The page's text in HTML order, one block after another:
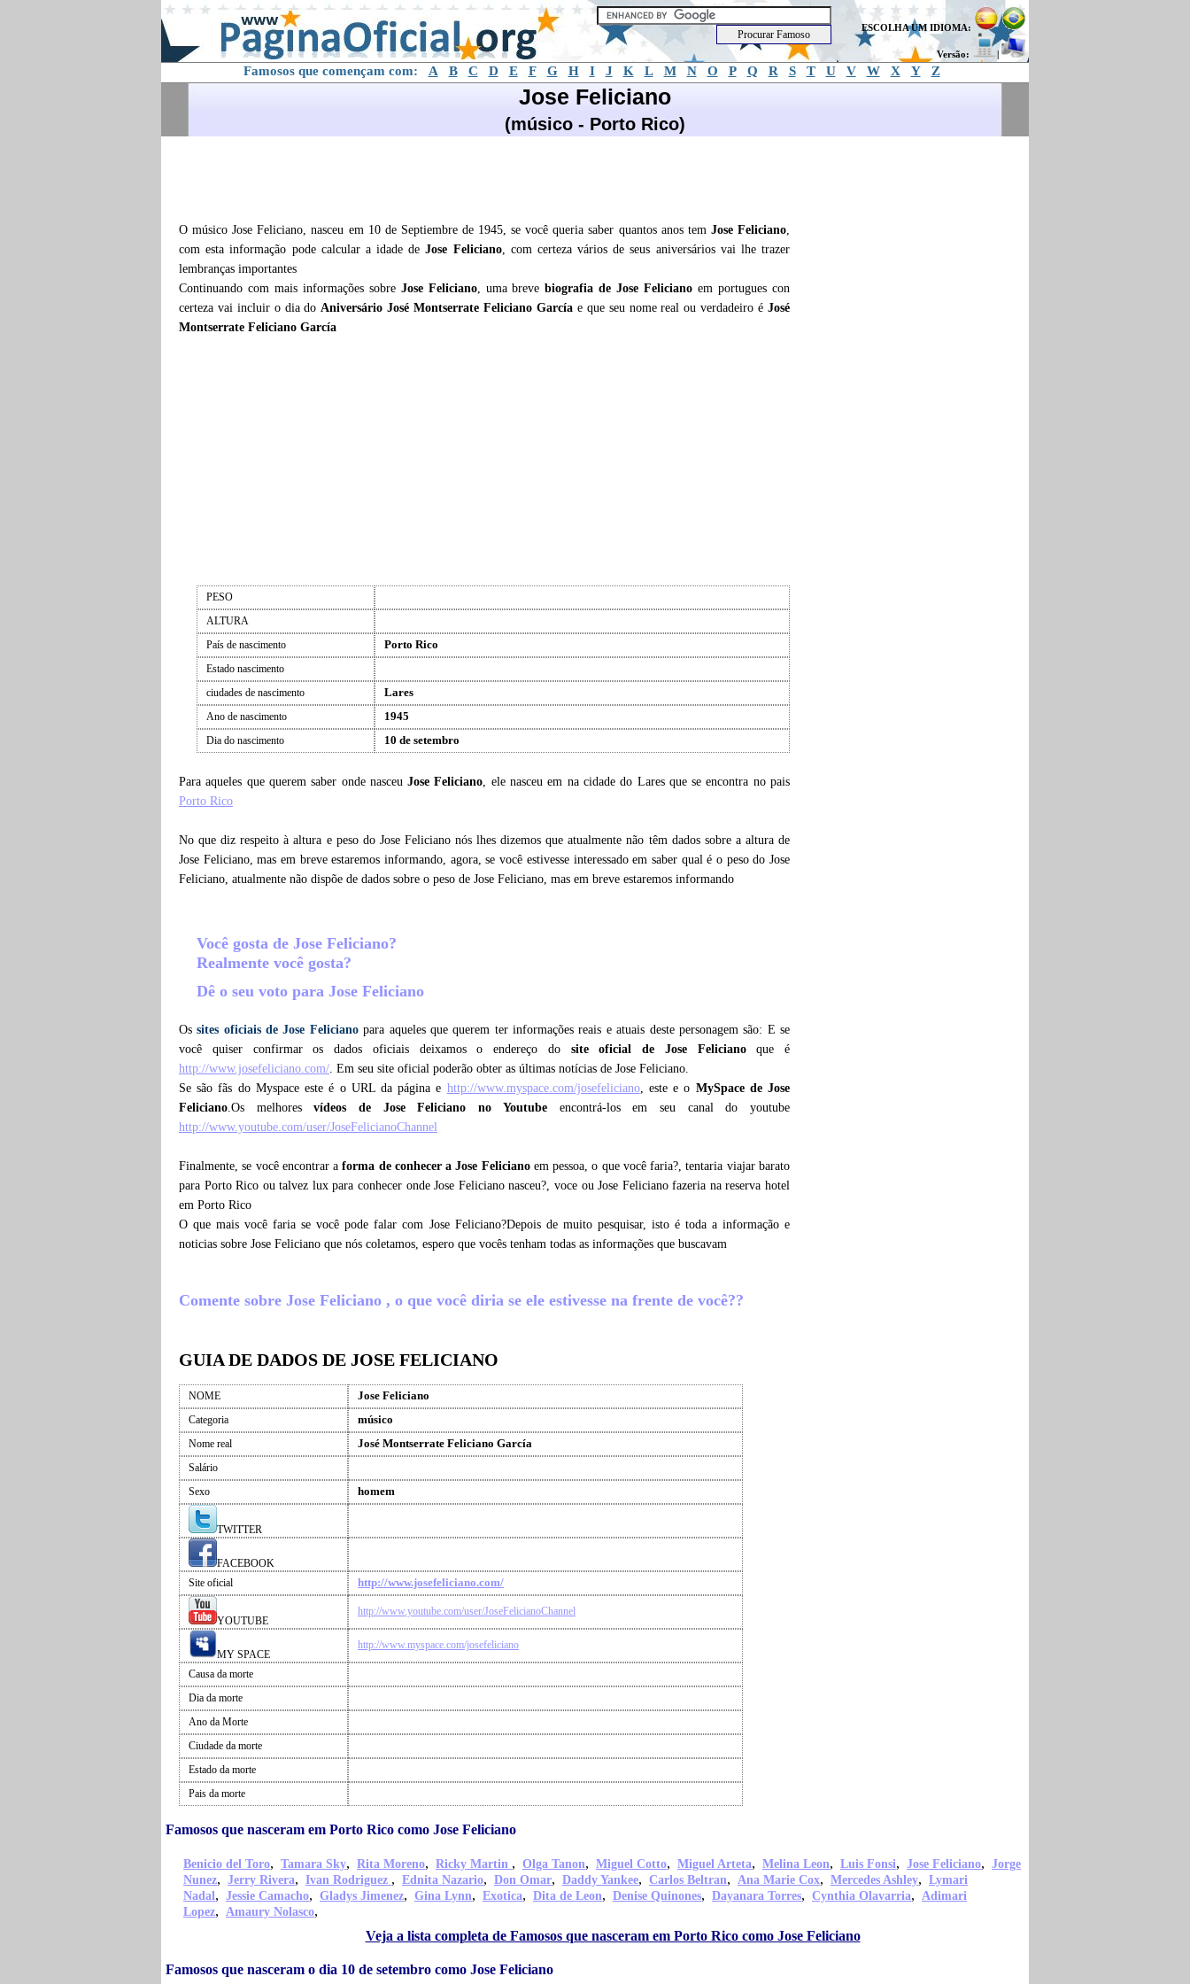
ESCOLHA UM IDIOMA:
Versão: |
Famosos que començam com: A B C D E F G H I J K L M N O P Q R S T U V W X Y Z
Jose Feliciano
(músico - Porto Rico)
O músico Jose Feliciano, nasceu em 10 de Septiembre de 1945, se você queria saber quantos anos tem Jose Feliciano,
com esta informação pode calcular a idade deJose Feliciano, com certeza vários de seus aniversários vai lhe trazer
lembranças importantes
Continuando com mais informações sobre Jose Feliciano, uma brevebiografia deJose Feliciano em portugues con
certeza vai incluir o dia doAniversário José Montserrate Feliciano Garcíae que seu nome real ou verdadeiro éJosé
Montserrate Feliciano García
PESO
ALTURA
País de nascimento
Porto Rico
Estado nascimento
ciudades de nascimento
Lares
Ano de nascimento 1945
Dia do nascimento 10 de setembro
Para aqueles que querem saber onde nasceuJose Feliciano, ele nasceu em na cidade do Lares que se encontra no pais
Porto Rico
No que diz respeito à altura e peso do Jose Feliciano nós lhes dizemos que atualmente não têm dados sobre a altura de
Jose Feliciano, mas em breve estaremos informando, agora, se você estivesse interessado em saber qual é o peso do Jose
Feliciano, atualmente não dispõe de dados sobre o peso de Jose Feliciano, mas em breve estaremos informando
Você gosta de Jose Feliciano?
Realmente você gosta?
Dê o seu voto para Jose Feliciano
Ossites oficiais de Jose Felicianopara aqueles que querem ter informações reais e atuais deste personagem são: E se
você quiser confirmar os dados oficiais deixamos o endereço do site oficial de Jose Felicianoque é
http://www.josefeliciano.com/. Em seu site oficial poderão obter as últimas notícias de Jose Feliciano.
Se são fãs do Myspace este é o URL da página e http://www.myspace.com/josefeliciano, este e o MySpace de Jose
Feliciano.Os melhoresvídeos de Jose Feliciano no Youtubeencontrá-los em seu canal do youtube
http://www.youtube.com/user/JoseFelicianoChannel
Finalmente, se você encontrar aforma de conhecer a Jose Felicianoem pessoa, o que você faria?, tentaria viajar barato
para Porto Rico ou talvez lux para conhecer onde Jose Feliciano nasceu?, voce ou Jose Feliciano fazeria na reserva hotel
em Porto Rico
O que mais você faria se você pode falar com Jose Feliciano?Depois de muito pesquisar, isto é toda a informação e
noticias sobre Jose Feliciano que nós coletamos, espero que vocês tenham todas as informações que buscavam
Comente sobre Jose Feliciano , o que você diria se ele estivesse na frente de você??
GUIA DE DADOS DE JOSE FELICIANO
NOME Jose Feliciano
Categoria músico
Nome real José Montserrate Feliciano García
Salário
Sexo
homem
TWITTER
FACEBOOK
Site oficial
http://www.josefeliciano.com/
YOUTUBE
http://www.youtube.com/user/JoseFelicianoChannel
MY SPACE
http://www.myspace.com/josefeliciano
Causa da morte
Dia da morte
Ano da Morte
Ciudade da morte
Estado da morte
Pais da morte
Famosos que nasceram em Porto Rico como Jose Feliciano
Benicio del Toro, Tamara Sky, Rita Moreno, Ricky Martin , Olga Tanon, Miguel Cotto, Miguel Arteta, Melina Leon, Luis Fonsi, Jose Feliciano, Jorge
Nunez, Jerry Rivera, Ivan Rodriguez , Ednita Nazario, Don Omar, Daddy Yankee, Carlos Beltran, Ana Marie Cox, Mercedes Ashley, Lymari
Nadal, Jessie Camacho, Gladys Jimenez, Gina Lynn, Exotica, Dita de Leon, Denise Quinones, Dayanara Torres, Cynthia Olavarria, Adimari
Lopez, Amaury Nolasco,
Veja a lista completa de Famosos que nasceram em Porto Rico como Jose Feliciano
Famosos que nasceram o dia 10 de setembro como Jose Feliciano